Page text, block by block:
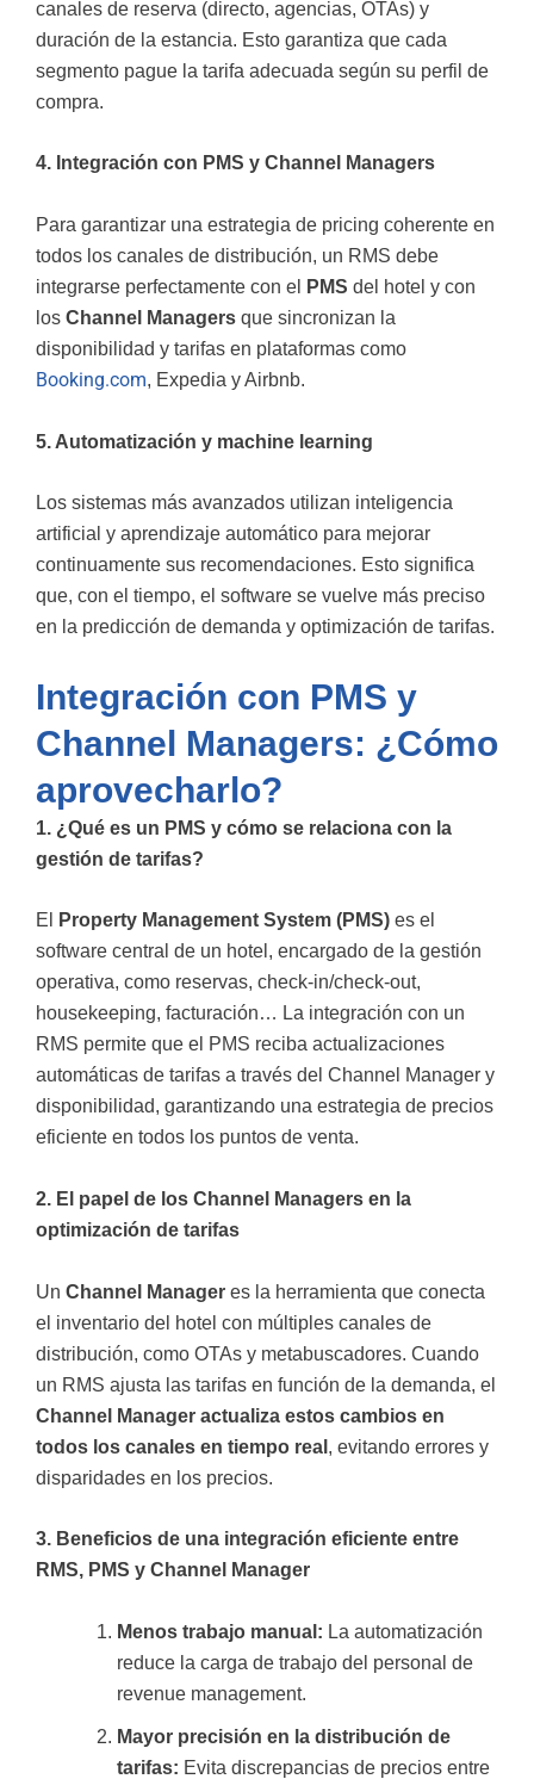
canales de reserva (directo, agencias, OTAs) y
duración de la estancia. Esto garantiza que cada
segmento pague la tarifa adecuada según su perfil de
compra.
4. Integración con PMS y Channel Managers
Para garantizar una estrategia de pricing coherente en
todos los canales de distribución, un RMS debe
integrarse perfectamente con el
PMS del hotel y con
los Channel Managers que sincronizan la
disponibilidad y tarifas en plataformas como
Booking.com, Expedia y Airbnb.
5. Automatización y machine learning
Los sistemas más avanzados utilizan inteligencia
artificial y aprendizaje automático para mejorar
continuamente sus recomendaciones. Esto significa
que, con el tiempo, el software se vuelve más preciso
en la predicción de demanda y optimización de tarifas.
Integración con PMS y
Channel Managers: ¿Cómo
aprovecharlo?
1. ¿Qué es un PMS y cómo se relaciona con la
gestión de tarifas?
El Property Management System (PMS) es el
software central de un hotel, encargado de la gestión
operativa, como reservas, check-in/check-out,
housekeeping, facturación… La integración con un
RMS permite que el PMS reciba actualizaciones
automáticas de tarifas a través del Channel Manager y
disponibilidad, garantizando una estrategia de precios
eficiente en todos los puntos de venta.
2. El papel de los Channel Managers en la
optimización de tarifas
Un Channel Manager es la herramienta que conecta
el inventario del hotel con múltiples canales de
distribución, como OTAs y metabuscadores. Cuando
un RMS ajusta las tarifas en función de la demanda, el
Channel Manager actualiza estos cambios en
todos los canales en tiempo real , evitando errores y
disparidades en los precios.
3. Beneficios de una integración eficiente entre
RMS, PMS y Channel Manager
Menos trabajo manual: La automatización
reduce la carga de trabajo del personal de
revenue management.
Mayor precisión en la distribución de
tarifas: Evita discrepancias de precios entre